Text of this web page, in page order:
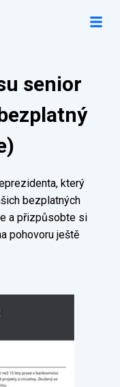
senior
který
bezplatných
a přizpůsobte si
pohovoru ještě